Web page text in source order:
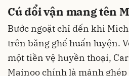
Cú đổi vận mang tên
Bước ngoặt chỉ đến khi
trên băng ghế huấn luyện.
một tiền vệ huyền thoại,
Mainoo chính là mảnh